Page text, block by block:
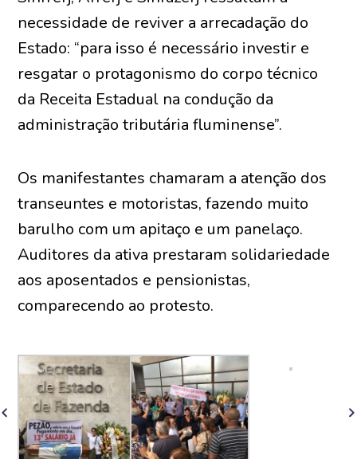
necessidade de reviver a arrecadação do
Estado: “para isso é necessário investir e
resgatar o protagonismo do corpo técnico
da Receita Estadual na condução da
administração tributária fluminense”.
Os manifestantes chamaram a atenção dos
transeuntes e motoristas, fazendo muito
barulho com um apitaço e um panelaço.
Auditores da ativa prestaram solidariedade
aos aposentados e pensionistas,
comparecendo ao protesto.